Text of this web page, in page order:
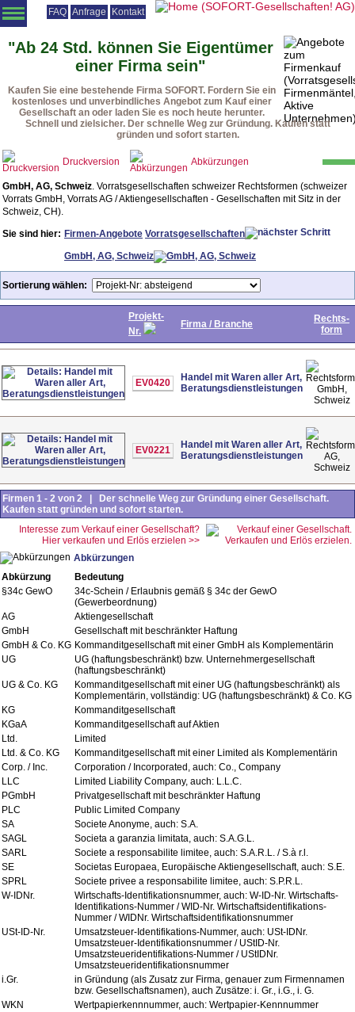
FAQ Anfrage Kontakt
Angebotsliste Vorratsgesellschaften Firmenmäntel Beteiligungen
Vorgehensweise Rechtsformen Downloads
Startseite
"Ab 24 Std. können Sie Eigentümer
einer Firma sein"
Kaufen Sie eine bestehende Firma SOFORT. Fordern Sie ein
kostenloses und unverbindliches Angebot zum Kauf einer
Gesellschaft an oder laden Sie es noch heute herunter.
Schnell und zielsicher. Der schnelle Weg zur Gründung. Kaufen statt
gründen und sofort starten.
Druckversion Abkürzungen
GmbH, AG, Schweiz. Vorratsgesellschaften schweizer Rechtsformen (schweizer
Vorrats GmbH, Vorrats AG / Aktiengesellschaften - Gesellschaften mit Sitz in der
Schweiz, CH).
Sie sind hier: Firmen-Angebote Vorratsgesellschaften
GmbH, AG, Schweiz
Sortierung wählen:
Projekt-
Nr.
Firma / Branche
Rechts-
form
EV0420
Handel mit Waren aller Art,
Beratungsdienstleistungen
GmbH,
Schweiz
EV0221
Handel mit Waren aller Art,
Beratungsdienstleistungen
AG,
Schweiz
Firmen 1 - 2 von 2 | Der schnelle Weg zur Gründung einer Gesellschaft.
Kaufen statt gründen und sofort starten.
Interesse zum Verkauf einer Gesellschaft?
Hier verkaufen und Erlös erzielen >>
Abkürzungen
Abkürzung
Bedeutung
§34c GewO
34c-Schein / Erlaubnis gemäß § 34c der GewO
(Gewerbeordnung)
AG
Aktiengesellschaft
GmbH
Gesellschaft mit beschränkter Haftung
GmbH & Co. KG Kommanditgesellschaft mit einer GmbH als Komplementärin
UG
UG (haftungsbeschränkt) bzw. Unternehmergesellschaft
(haftungsbeschränkt)
UG & Co. KG
Kommanditgesellschaft mit einer UG (haftungsbeschränkt) als
Komplementärin, vollständig: UG (haftungsbeschränkt) & Co. KG
KG
Kommanditgesellschaft
KGaA
Kommanditgesellschaft auf Aktien
Ltd.
Limited
Ltd. & Co. KG
Kommanditgesellschaft mit einer Limited als Komplementärin
Corp. / Inc.
Corporation / Incorporated, auch: Co., Company
LLC
Limited Liability Company, auch: L.L.C.
PGmbH
Privatgesellschaft mit beschränkter Haftung
PLC
Public Limited Company
SA
Societe Anonyme, auch: S.A.
SAGL
Societa a garanzia limitata, auch: S.A.G.L.
SARL
Societe a responsabilite limitee, auch: S.A.R.L. / S.à r.l.
SE
Societas Europaea, Europäische Aktiengesellschaft, auch: S.E.
SPRL
Societe privee a responsabilite limitee, auch: S.P.R.L.
W-IDNr.
Wirtschafts-Identifikationsnummer, auch: W-ID-Nr. Wirtschafts-
Identifikations-Nummer / WID-Nr. Wirtschaftsidentifikations-
Nummer / WIDNr. Wirtschaftsidentifikationsnummer
USt-ID-Nr.
Umsatzsteuer-Identifikations-Nummer, auch: USt-IDNr.
Umsatzsteuer-Identifikationsnummer / UStID-Nr.
Umsatzsteueridentifikations-Nummer / UStIDNr.
Umsatzsteueridentifikationsnummer
i.Gr.
in Gründung (als Zusatz zur Firma, genauer zum Firmennamen
bzw. Gesellschaftsnamen), auch Zusätze: i. Gr., i.G., i. G.
WKN
Wertpapierkennnummer, auch: Wertpapier-Kennnummer